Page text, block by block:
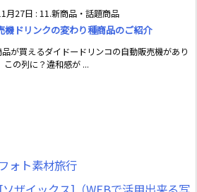
月27日 : 11.新商品・話題商品
機ドリンクの変わり種商品のご紹介
品が買えるダイドードリンコの自動販売機があり
この列に？違和感が ...
ォト素材旅行